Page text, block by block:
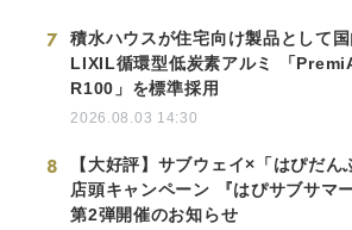
7
積水ハウスが住宅向け製品として
LIXIL循環型低炭素アルミ 「
R100」を標準採用
2026.08.03 14:30
8
【大好評】サブウェイ×「はぴだん
店頭キャンペーン 『はぴサブサマー
第2弾開催のお知らせ